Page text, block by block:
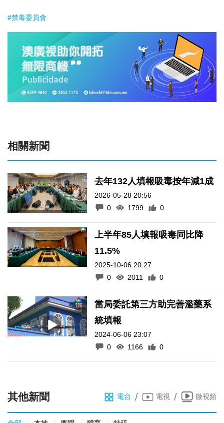
2026-05-28 20:56
0
1799
11.5%
2025-10-06 20:27
0
2011
統填報
2024-06-06 23:07
0
1166
全部 本地 要聞 體育 特稿